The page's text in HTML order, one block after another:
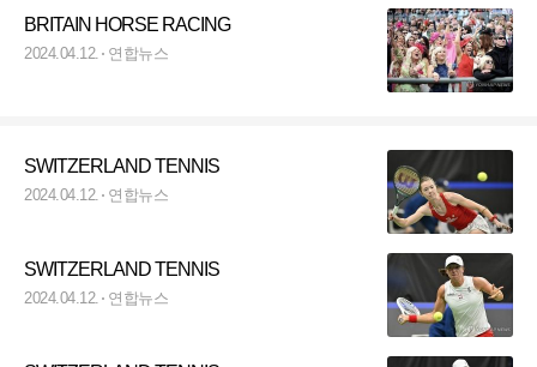
BRITAIN HORSE RACING
2024.04.12. 연합뉴스
SWITZERLAND TENNIS
2024.04.12. 연합뉴스
SWITZERLAND TENNIS
2024.04.12. 연합뉴스